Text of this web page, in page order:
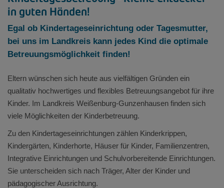
in guten Händen!
Egal ob Kindertageseinrichtung oder Tagesmutter,
bei uns im Landkreis kann jedes Kind die optimale
Betreuungsmöglichkeit finden!
Eltern wünschen sich heute aus vielfältigen Gründen ein
qualitativ hochwertiges und flexibles Betreuungsangebot für ihre
Kinder. Im Landkreis Weißenburg-Gunzenhausen finden sich
viele Möglichkeiten der Kinderbetreuung.
Zu den Kindertageseinrichtungen zählen Kinderkrippen,
Kindergärten, Kinderhorte, Häuser für Kinder, Familienzentren,
Integrative Einrichtungen und Schulvorbereitende Einrichtungen.
Sie unterscheiden sich nach Träger, Alter der Kinder und
pädagogischer Ausrichtung.